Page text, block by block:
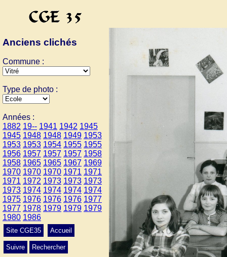
Anciens clichés
Commune :
Type de photo :
Années :
1882 19-- 1941 1942 1945
1945 1948 1948 1949 1953
1953 1953 1954 1955 1955
1956 1957 1957 1957 1958
1958 1965 1965 1967 1969
1970 1970 1970 1971 1971
1971 1972 1973 1973 1973
1973 1974 1974 1974 1974
1975 1976 1976 1976 1977
1977 1978 1979 1979 1979
1980 1986
Site CGE35 Accueil
Suivre Rechercher